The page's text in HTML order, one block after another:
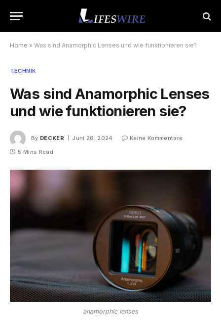
Home » Was sind Anamorphic Lenses und wie funktionieren sie?
TECHNIK
Was sind Anamorphic Lenses
und wie funktionieren sie?
By DECKER Juni 26, 2024
Keine Kommentare
5 Mins Read
anamorphic lenses